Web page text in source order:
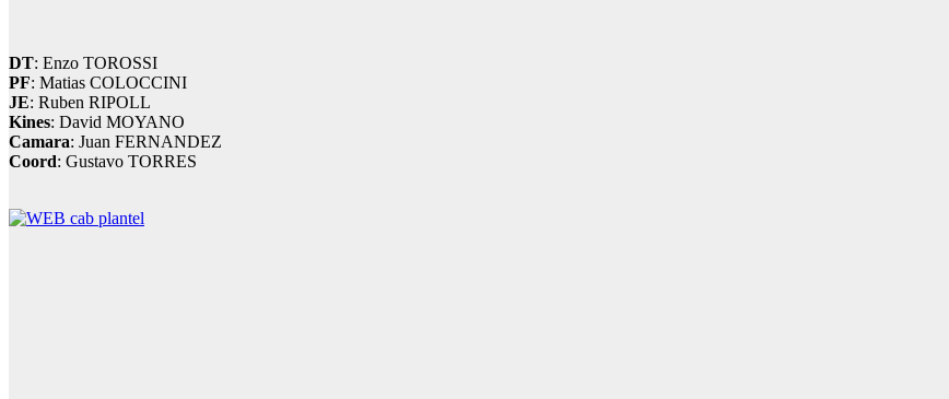
DT: Enzo TOROSSI
PF: Matias COLOCCINI
JE: Ruben RIPOLL
Kines: David MOYANO
Camara: Juan FERNANDEZ
Coord: Gustavo TORRES